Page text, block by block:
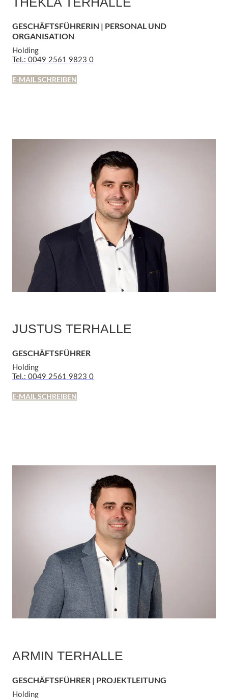
GESCHÄFTSFÜHRERIN | PERSONAL UND
ORGANISATION
Holding
Tel.: 0049 2561 9823 0
E-MAIL SCHREIBEN
JUSTUS TERHALLE
GESCHÄFTSFÜHRER
Holding
Tel.: 0049 2561 9823 0
E-MAIL SCHREIBEN
ARMIN TERHALLE
GESCHÄFTSFÜHRER | PROJEKTLEITUNG
Holding